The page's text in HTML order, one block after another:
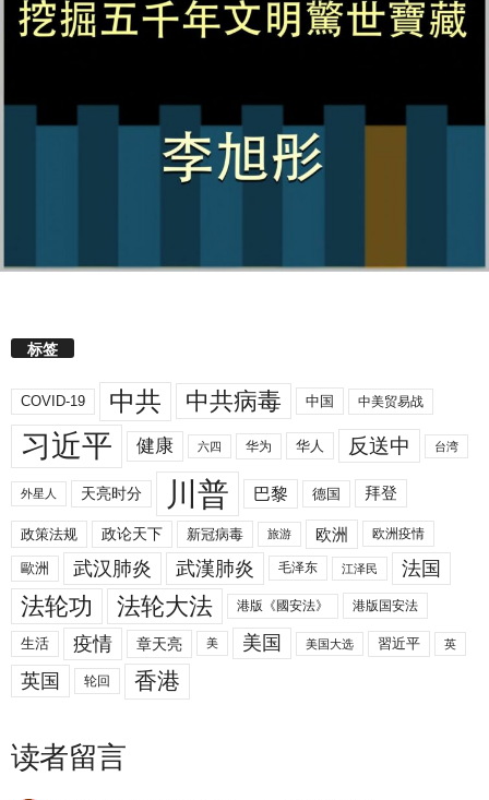
标签
COVID-19 中共 中共病毒 中国 中美贸易战
习近平 健康 六四 华为 华人 反送中 台湾
外星人 天亮时分 川普 巴黎 德国 拜登
政策法规 政论天下 新冠病毒 旅游 欧洲 欧洲疫情
歐洲 武汉肺炎 武漢肺炎 毛泽东 江泽民 法国
法轮功 法轮大法 港版《國安法》 港版国安法
生活 疫情 章天亮 美 美国 美国大选 習近平 英
英国 轮回 香港
读者留言